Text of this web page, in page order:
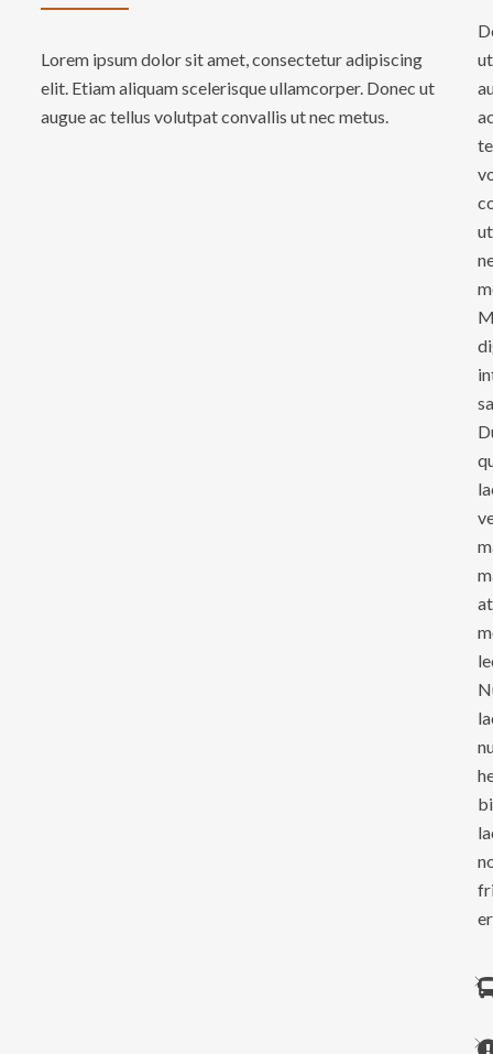
Lorem ipsum dolor sit amet, consectetur adipiscing
elit. Etiam aliquam scelerisque ullamcorper. Donec ut
augue ac tellus volutpat convallis ut nec metus.
ut
ut